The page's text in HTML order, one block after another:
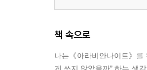
책 속으로
나는《아라비안나이트》를
게 쓰지 않았을까” 하는 생